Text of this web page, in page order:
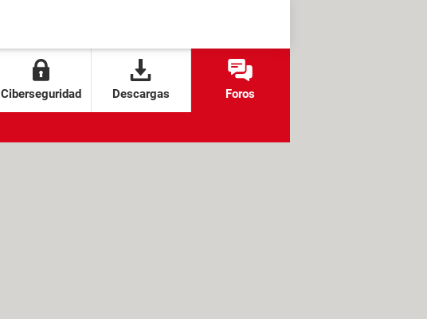
Ciberseguridad Descargas Foros